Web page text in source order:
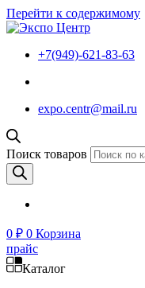
Перейти к содержимому
+7(949)-621-83-63
expo.centr@mail.ru
Поиск товаров
0 ₽ 0 Корзина
прайс
Каталог